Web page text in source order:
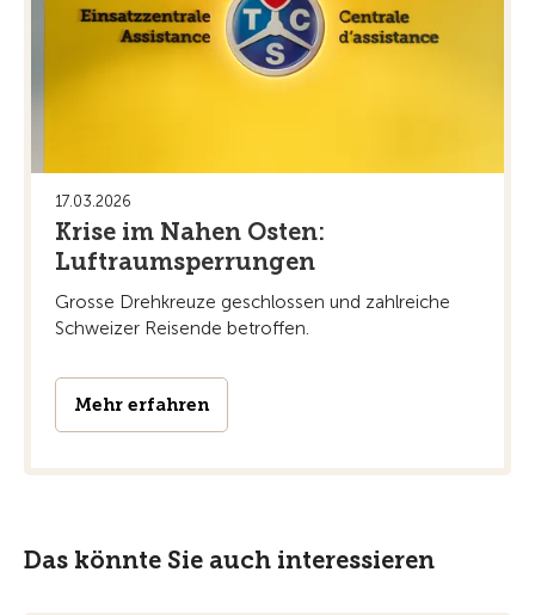
17.03.2026
Krise im Nahen Osten:
Luftraumsperrungen
Grosse Drehkreuze geschlossen und zahlreiche
Schweizer Reisende betroffen.
Mehr erfahren
Das könnte Sie auch interessieren